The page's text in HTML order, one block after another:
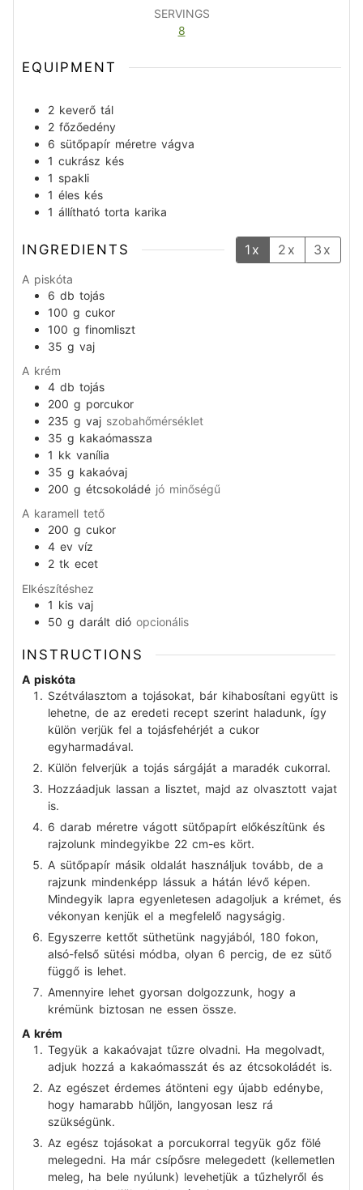
SERVINGS
8
EQUIPMENT
2 keverő tál
2 főzőedény
6 sütőpapír méretre vágva
1 cukrász kés
1 spakli
1 éles kés
1 állítható torta karika
INGREDIENTS 1x 2x 3x
A piskóta
6 db tojás
100 g cukor
100 g finomliszt
35 g vaj
A krém
4 db tojás
200 g porcukor
235 g vaj szobahőmérséklet
35 g kakaómassza
1 kk vanília
35 g kakaóvaj
200 g étcsokoládé jó minőségű
A karamell tető
200 g cukor
4 ev víz
2 tk ecet
Elkészítéshez
1 kis vaj
50 g darált dió opcionális
INSTRUCTIONS
A piskóta
Szétválasztom a tojásokat, bár kihabosítani együtt is
lehetne, de az eredeti recept szerint haladunk, így
külön verjük fel a tojásfehérjét a cukor
egyharmadával.
Külön felverjük a tojás sárgáját a maradék cukorral.
Hozzáadjuk lassan a lisztet, majd az olvasztott vajat
is.
6 darab méretre vágott sütőpapírt előkészítünk és
rajzolunk mindegyikbe 22 cm-es kört.
A sütőpapír másik oldalát használjuk tovább, de a
rajzunk mindenképp lássuk a hátán lévő képen.
Mindegyik lapra egyenletesen adagoljuk a krémet, és
vékonyan kenjük el a megfelelő nagyságig.
Egyszerre kettőt süthetünk nagyjából, 180 fokon,
alsó-felső sütési módba, olyan 6 percig, de ez sütő
függő is lehet.
Amennyire lehet gyorsan dolgozzunk, hogy a
krémünk biztosan ne essen össze.
A krém
Tegyük a kakaóvajat tűzre olvadni. Ha megolvadt,
adjuk hozzá a kakaómasszát és az étcsokoládét is.
Az egészet érdemes átönteni egy újabb edénybe,
hogy hamarabb hűljön, langyosan lesz rá
szükségünk.
Az egész tojásokat a porcukorral tegyük gőz fölé
melegedni. Ha már csípősre melegedett (kellemetlen
meleg, ha bele nyúlunk) levehetjük a tűzhelyről és